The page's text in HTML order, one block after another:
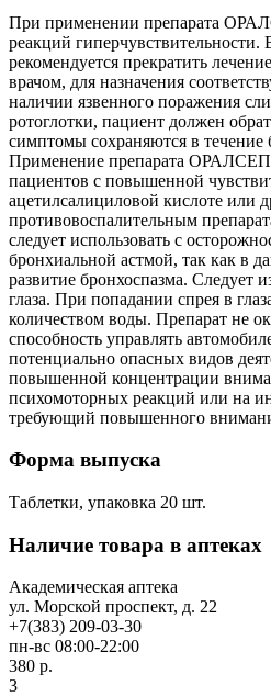
При применении препарата
реакций гиперчувствительности.
рекомендуется прекратить
врачом, для назначения
наличии язвенного поражения
ротоглотки, пациент должен
симптомы сохраняются в течение
Применение препарата
пациентов с повышенной
ацетилсалициловой кислоте или
противовоспалительным
следует использовать с
бронхиальной астмой, так как в
развитие бронхоспазма. Следует
глаза. При попадании спрея в
количеством воды. Препарат не
способность управлять
потенциально опасных видов
повышенной концентрации
психомоторных реакций или на
требующий повышенного
Форма выпуска
Таблетки, упаковка 20 шт.
Наличие товара в аптеках
Академическая аптека
ул. Морской проспект, д. 22
+7(383) 209-03-30
пн-вс 08:00-22:00
380 р.
3